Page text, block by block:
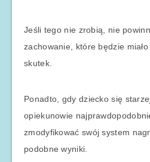
Jeśli tego nie zrobią, nie
zachowanie, które będzie
skutek.
Ponadto, gdy dziecko się
opiekunowie
zmodyfikować swój system
podobne wyniki.